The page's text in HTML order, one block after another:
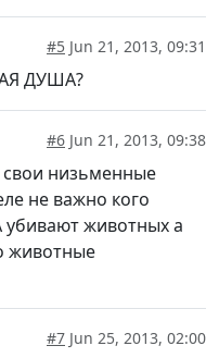
#5 Jun 21, 2013, 09:31
ДУША?
#6 Jun 21, 2013, 09:38
низьменные
не важно кого
убивают животных а
животные
#7 Jun 25, 2013, 02:00